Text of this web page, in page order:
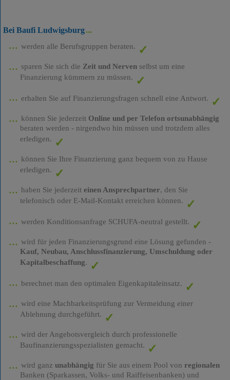
Bei Baufi Ludwigsburg
werden alle Berufsgruppen beraten.
sparen Sie sich die Zeit und Nervenselbst um eine
Finanzierung kümmern zu müssen.
erhalten Sie auf Finanzierungsfragen schnell eine Antwort.
können Sie jederzeit Online und per Telefon ortsunabhängig
beraten werden - nirgendwo hin müssen und trotzdem alles
erledigen.
können Sie Ihre Finanzierung ganz bequem von zu Hause
erledigen.
haben Sie jederzeit einen Ansprechpartner, den Sie
telefonisch oder E-Mail-Kontakt erreichen können.
werden Konditionsanfrage SCHUFA-neutral gestellt.
wird für jeden Finanzierungsgrund eine Lösung gefunden -
Kauf, Neubau, Anschlussfinanzierung, Umschuldung oder
Kapitalbeschaffung.
berechnet man den optimalen Eigenkapitaleinsatz.
wird eine Machbarkeitsprüfung zur Vermeidung einer
Ablehnung durchgeführt.
wird der Angebotsvergleich durch professionelle
Baufinanzierungsspezialisten gemacht.
wird ganz unabhängig für Sie aus einem Pool von regionalen
Banken (Sparkassen, Volks- und Raiffeisenbanken) und